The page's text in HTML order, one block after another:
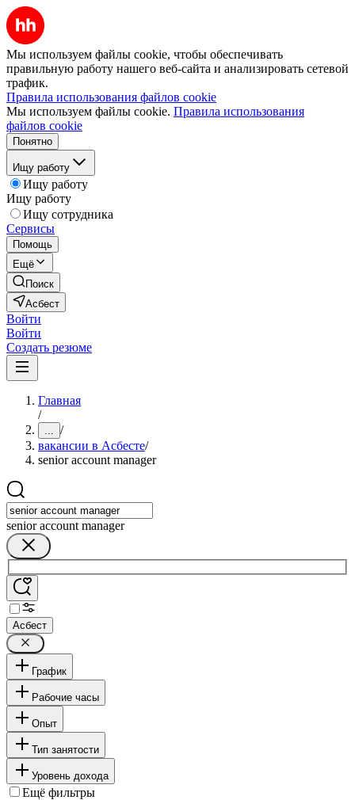
Мы используем файлы cookie, чтобы обеспечивать
правильную работу нашего веб-сайта и анализировать сетевой
трафик.
Правила использования файлов cookie
Мы используем файлы cookie. Правила использования
файлов cookie
Понятно
Ищу работу
Ищу работу
Ищу работу
Ищу сотрудника
Сервисы
Помощь
Ещё
Поиск
Асбест
Войти
Войти
Создать резюме
Главная
/
... /
вакансии в Асбесте/
senior account manager
senior account manager
Асбест
График
Рабочие часы
Опыт
Тип занятости
Уровень дохода
Ещё фильтры